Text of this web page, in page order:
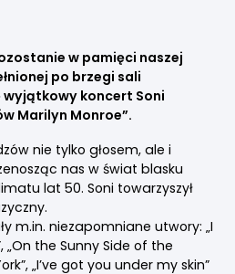
w pamięci naszej
po brzegi sali
wyjątkowy koncert Soni
Marilyn Monroe”.
nie tylko głosem, ale i
nas w świat blasku
lat 50. Soni towarzyszył
m.in. niezapomniane utwory: „I
the Sunny Side of the
„I’ve got you under my skin”